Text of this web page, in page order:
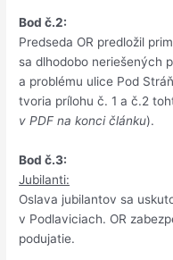
Bod č.2:
Predseda OR predložil
sa dlhodobo neriešených
a problému ulice Pod
tvoria prílohu č. 1 a č.2
v PDF na konci článku).
Bod č.3:
Jubilanti:
Oslava jubilantov sa
v Podlaviciach. OR
podujatie.